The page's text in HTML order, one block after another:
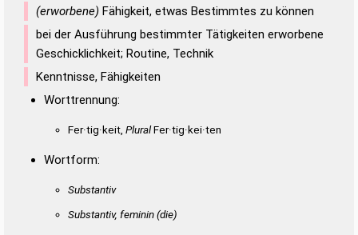
(erworbene) Fähigkeit, etwas Bestimmtes zu können
bei der Ausführung bestimmter Tätigkeiten erworbene
Geschicklichkeit; Routine, Technik
Kenntnisse, Fähigkeiten
Worttrennung:
Fer·tig·keit, PluralFer·tig·kei·ten
Wortform:
Substantiv
Substantiv, feminin(die)